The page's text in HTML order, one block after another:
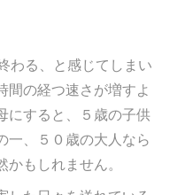
わる、と感じてしまい
間の経つ速さが増すよ
にすると、５歳の子供
一、５０歳の大人なら
もしれません。